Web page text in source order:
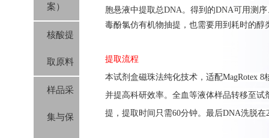
案）
核酸提
取原料
样品采
集与保
胞悬液中提取总DNA。得到的DNA可用测
毒酚氯仿有机物抽提，也需要用到耗时的醇
提取流程
本试剂盒磁珠法纯化技术，适配MagRotex
并提高科研效率。全血等液体样品转移至试
提，提取时间只需60分钟。最后DNA洗脱